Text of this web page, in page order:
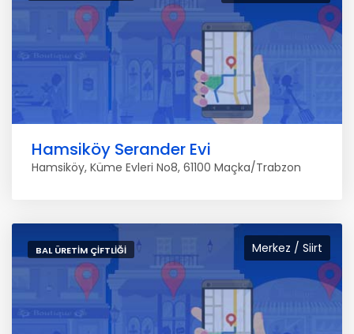
Hamsiköy Serander Evi
Hamsiköy, Küme Evleri No8, 61100 Maçka/Trabzon
Merkez / Siirt
BAL ÜRETIM ÇIFTLIĞI